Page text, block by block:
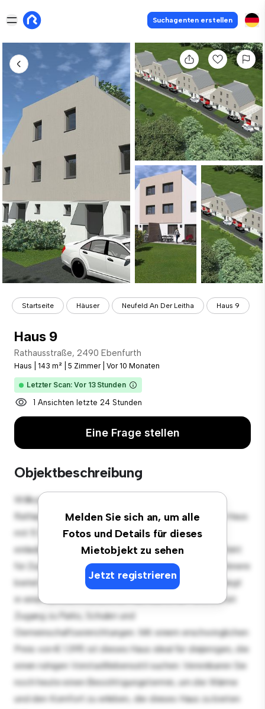
Suchagenten erstellen
Startseite Häuser Neufeld An Der Leitha Haus 9
Haus 9
Rathausstraße, 2490 Ebenfurth
Haus 143 m² 5 Zimmer Vor 10 Monaten
Letzter Scan: Vor 13 Stunden
1 Ansichten letzte 24 Stunden
Eine Frage stellen
Objektbeschreibung
Melden Sie sich an, um alle
Fotos und Details für dieses
Mietobjekt zu sehen
Jetzt registrieren
Willkommen in Ihrer neuen Vorstadtoase in
Rathausstraße, 2490 Ebenfurth! Dieses charmante Haus
mit 5 Schlafzimmern bietet eine geräumige und
einladende Umgebung. Der große Hinterhof ist perfekt
für Zusammenkünfte im Freien und das gemütliche Innere
bietet einen komfortablen Rückzugsort. Das Haus liegt
in einer familienfreundlichen Nachbarschaft und bietet
Zugang zu Parks, Schulen und
Gemeinschaftseinrichtungen. Mit einem erschwinglichen
Preis von € 1.395 ist dieses Haus ideal für diejenigen, die
einen ruhigen Vorstadtlebensstil suchen. Vereinbaren Sie
noch heute einen Besichtigungstermin, um die Wärme
und den Komfort zu erleben, die dieses Haus zu bieten